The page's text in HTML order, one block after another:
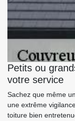
Petits ou
votre service
Sachez que même
une extrême
toiture bien